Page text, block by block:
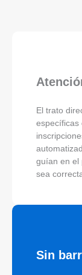
El trato
específicas
guían en el
sea
Sin